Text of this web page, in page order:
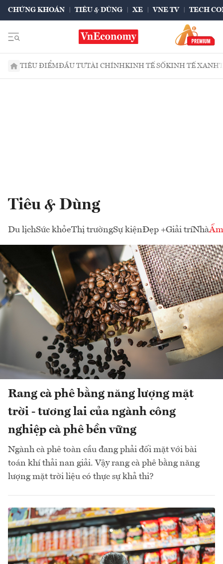
CHỨNG KHOÁN TIÊU & DÙNG XE VNE TV TECH
TIÊU ĐIỂMĐẦU TƯTÀI CHÍNHKINH TẾ SỐKINH TẾ XANH
Tiêu & Dùng
Du lịchSức khỏeThị trườngSự kiệnĐẹp +Giải tríNhà
Rang cà phê bằng năng lượng mặt
trời - tương lai của ngành công
nghiệp cà phê bền vững
Ngành cà phê toàn cầu đang phải đối mặt với bài
toán khí thải nan giải. Vậy rang cà phê bằng năng
lượng mặt trời liệu có thực sự khả thi?